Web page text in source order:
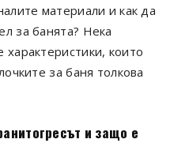
материали и как да
за банята? Нека
които
за баня толкова
и защо е